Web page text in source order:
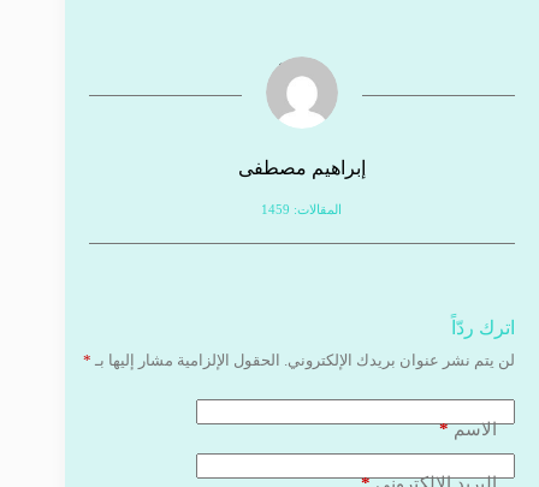
إبراهيم مصطفى
المقالات: 1459
اترك ردّاً
لن يتم نشر عنوان بريدك الإلكتروني. الحقول الإلزامية مشار إليها بـ *
الاسم*
*